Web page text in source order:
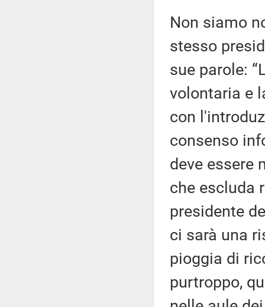
Non siamo
stesso
sue parole:
volontaria e
con
consenso
deve essere
che escluda
presidente
ci sarà una
pioggia di
purtroppo,